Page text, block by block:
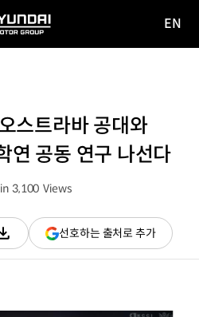
EN
스트라바 공대와
연 공동 연구 나선다
3,100 Views
로드
선호하는 출처로 추가(새
창